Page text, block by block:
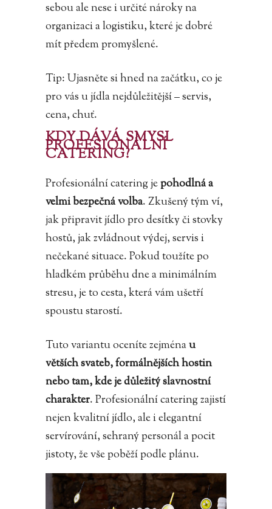
sebou ale nese i určité nároky na
organizaci a logistiku, které je dobré
mít předem promyšlené.
Tip: Ujasněte si hned na začátku, co je
pro vás u jídla nejdůležitější – servis,
cena, chuť.
KDY DÁVÁ SMYSL
PROFESIONÁLNÍ
CATERING?
Profesionální catering jepohodlná a
velmi bezpečná volba. Zkušený tým ví,
jak připravit jídlo pro desítky či stovky
hostů, jak zvládnout výdej, servis i
nečekané situace. Pokud toužíte po
hladkém průběhu dne a minimálním
stresu, je to cesta, která vám ušetří
spoustu starostí.
Tuto variantu oceníte zejménau
větších svateb, formálnějších hostin
nebo tam, kde je důležitý slavnostní
charakter. Profesionální catering zajistí
nejen kvalitní jídlo, ale i elegantní
servírování, sehraný personál a pocit
jistoty, že vše poběží podle plánu.